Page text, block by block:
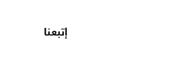
إتبعنا